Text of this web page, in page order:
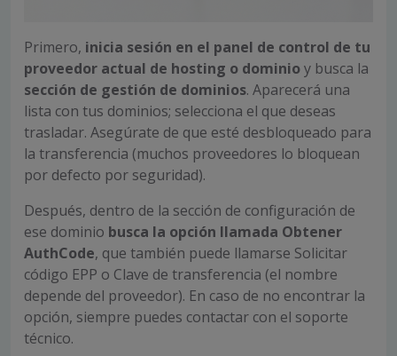
Primero, inicia sesión en el panel de control de tu
proveedor actual de hosting o dominioy busca la
sección de gestión de dominios. Aparecerá una
lista con tus dominios; selecciona el que deseas
trasladar. Asegúrate de que esté desbloqueado para
la transferencia (muchos proveedores lo bloquean
por defecto por seguridad).
Después, dentro de la sección de configuración de
ese dominio busca la opción llamada Obtener
AuthCode, que también puede llamarse Solicitar
código EPP o Clave de transferencia (el nombre
depende del proveedor). En caso de no encontrar la
opción, siempre puedes contactar con el soporte
técnico.